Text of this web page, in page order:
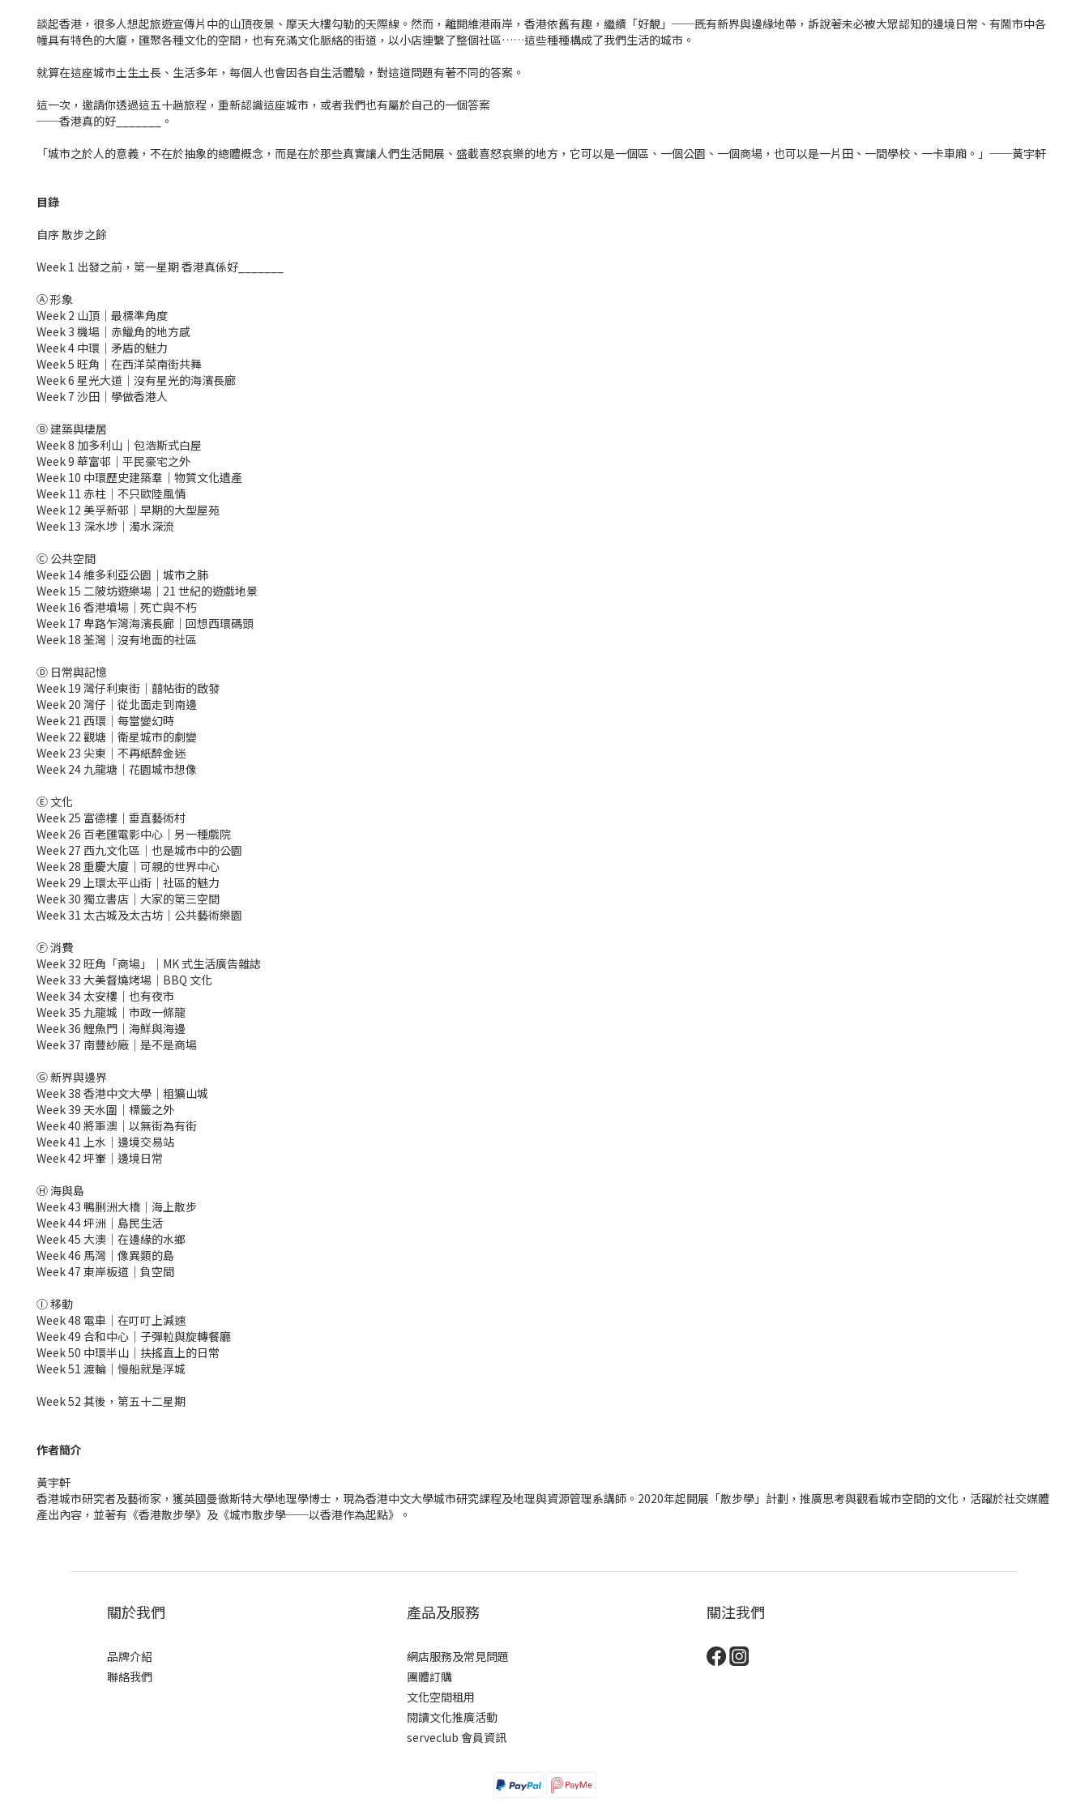
談起香港，很多人想起旅遊宣傳片中的山頂夜景、摩天大樓勾勒的天際線。然而，離開維港兩岸，香港依舊有趣，繼續「好靚」──既有新界與邊緣地帶，訴說著未必被大眾認知的邊境日常、有鬧市中各
幢具有特色的大廈，匯聚各種文化的空間，也有充滿文化脈絡的街道，以小店連繫了整個社區……這些種種構成了我們生活的城市。
就算在這座城市土生土長、生活多年，每個人也會因各自生活體驗，對這道問題有著不同的答案。
這一次，邀請你透過這五十趟旅程，重新認識這座城市，或者我們也有屬於自己的一個答案
──香港真的好_______。
「城市之於人的意義，不在於抽象的總體概念，而是在於那些真實讓人們生活開展、盛載喜怒哀樂的地方，它可以是一個區、一個公園、一個商場，也可以是一片田、一間學校、一卡車廂。」──黃宇軒
目錄
自序 散步之餘
Week 1 出發之前，第一星期 香港真係好_______
Ⓐ 形象
Week 2 山頂｜最標準角度
Week 3 機場｜赤鱲角的地方感
Week 4 中環｜矛盾的魅力
Week 5 旺角｜在西洋菜南街共舞
Week 6 星光大道｜沒有星光的海濱長廊
Week 7 沙田｜學做香港人
Ⓑ 建築與棲居
Week 8 加多利山｜包浩斯式白屋
Week 9 華富邨｜平民豪宅之外
Week 10 中環歷史建築羣｜物質文化遺產
Week 11 赤柱｜不只歐陸風情
Week 12 美孚新邨｜早期的大型屋苑
Week 13 深水埗｜濁水深流
Ⓒ 公共空間
Week 14 維多利亞公園｜城市之肺
Week 15 二陂坊遊樂場｜21 世紀的遊戲地景
Week 16 香港墳場｜死亡與不朽
Week 17 卑路乍灣海濱長廊｜回想西環碼頭
Week 18 荃灣｜沒有地面的社區
Ⓓ 日常與記憶
Week 19 灣仔利東街｜囍帖街的啟發
Week 20 灣仔｜從北面走到南邊
Week 21 西環｜每當變幻時
Week 22 觀塘｜衛星城市的劇變
Week 23 尖東｜不再紙醉金迷
Week 24 九龍塘｜花園城市想像
Ⓔ 文化
Week 25 富德樓｜垂直藝術村
Week 26 百老匯電影中心｜另一種戲院
Week 27 西九文化區｜也是城市中的公園
Week 28 重慶大廈｜可親的世界中心
Week 29 上環太平山街｜社區的魅力
Week 30 獨立書店｜大家的第三空間
Week 31 太古城及太古坊｜公共藝術樂園
Ⓕ 消費
Week 32 旺角「商場」｜MK 式生活廣告雜誌
Week 33 大美督燒烤場｜BBQ 文化
Week 34 太安樓｜也有夜市
Week 35 九龍城｜市政一條龍
Week 36 鯉魚門｜海鮮與海邊
Week 37 南豐紗廠｜是不是商場
Ⓖ 新界與邊界
Week 38 香港中文大學｜粗獷山城
Week 39 天水圍｜標籤之外
Week 40 將軍澳｜以無街為有街
Week 41 上水｜邊境交易站
Week 42 坪輋｜邊境日常
Ⓗ 海與島
Week 43 鴨脷洲大橋｜海上散步
Week 44 坪洲｜島民生活
Week 45 大澳｜在邊緣的水鄉
Week 46 馬灣｜像異類的島
Week 47 東岸板道｜負空間
Ⓘ 移動
Week 48 電車｜在叮叮上減速
Week 49 合和中心｜子彈𨋢與旋轉餐廳
Week 50 中環半山｜扶搖直上的日常
Week 51 渡輪｜慢船就是浮城
Week 52 其後，第五十二星期
作者簡介
黃宇軒
香港城市研究者及藝術家，獲英國曼徹斯特大學地理學博士，現為香港中文大學城市研究課程及地理與資源管理系講師。2020年起開展「散步學」計劃，推廣思考與觀看城市空間的文化，活躍於社交媒體
產出內容，並著有《香港散步學》及《城市散步學──以香港作為起點》。
關於我們
品牌介紹
聯絡我們
產品及服務
網店服務及常見問題
團體訂購
文化空間租用
閱讀文化推廣活動
serveclub 會員資訊
關注我們